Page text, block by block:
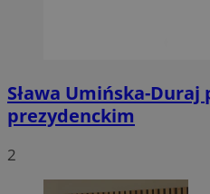
Sława Umińska-
prezydenckim
2